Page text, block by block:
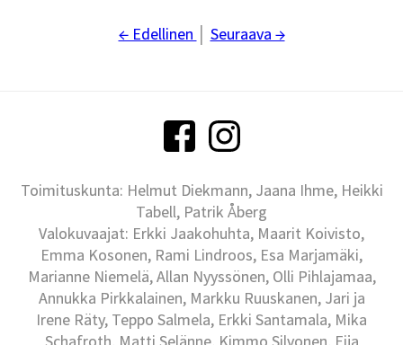
← Edellinen Seuraava →
Toimituskunta: Helmut Diekmann, Jaana Ihme, Heikki
Tabell, Patrik Åberg
Valokuvaajat: Erkki Jaakohuhta, Maarit Koivisto,
Emma Kosonen, Rami Lindroos, Esa Marjamäki,
Marianne Niemelä, Allan Nyyssönen, Olli Pihlajamaa,
Annukka Pirkkalainen, Markku Ruuskanen, Jari ja
Irene Räty, Teppo Salmela, Erkki Santamala, Mika